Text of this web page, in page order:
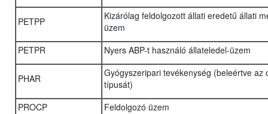
PETPP
Kizárólag feldolgozott állati eredetű állati
üzem
PETPR
Nyers ABP-t használó állateledel-üzem
PHAR
Gyógyszeripari tevékenység (beleértve az
típusát)
PROCP
Feldolgozó üzem